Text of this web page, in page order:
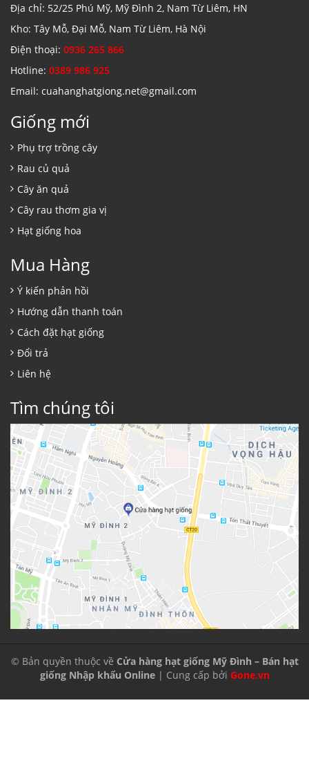
Địa chỉ: 52/25 Phú Mỹ, Mỹ Đình 2, Nam Từ Liêm, HN
Kho: Tây Mỗ, Đại Mỗ, Nam Từ Liêm, Hà Nội
Điện thoại: 0936 265 866
Hotline: 0389 986 925
Email: cuahanghatgiong.net@gmail.com
Giống mới
Phụ trợ trồng cây
Rau củ quả
Cây ăn quả
Cây rau thơm gia vị
Hạt giống hoa
Mua Hàng
Ý kiến phản hồi
Hướng dẫn thanh toán
Cách đặt hạt giống
Đổi trả
Liên hệ
Tìm chúng tôi
© Bản quyền thuộc về Cửa hàng hạt giống Mỹ Đình – Bán hạt
giống Nhập khẩu Online| Cung cấp bởi Gone.vn